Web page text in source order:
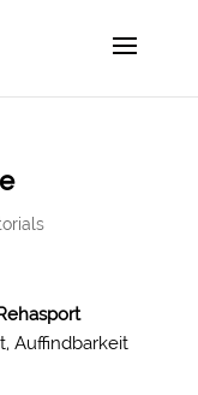
Auffindbarkeit